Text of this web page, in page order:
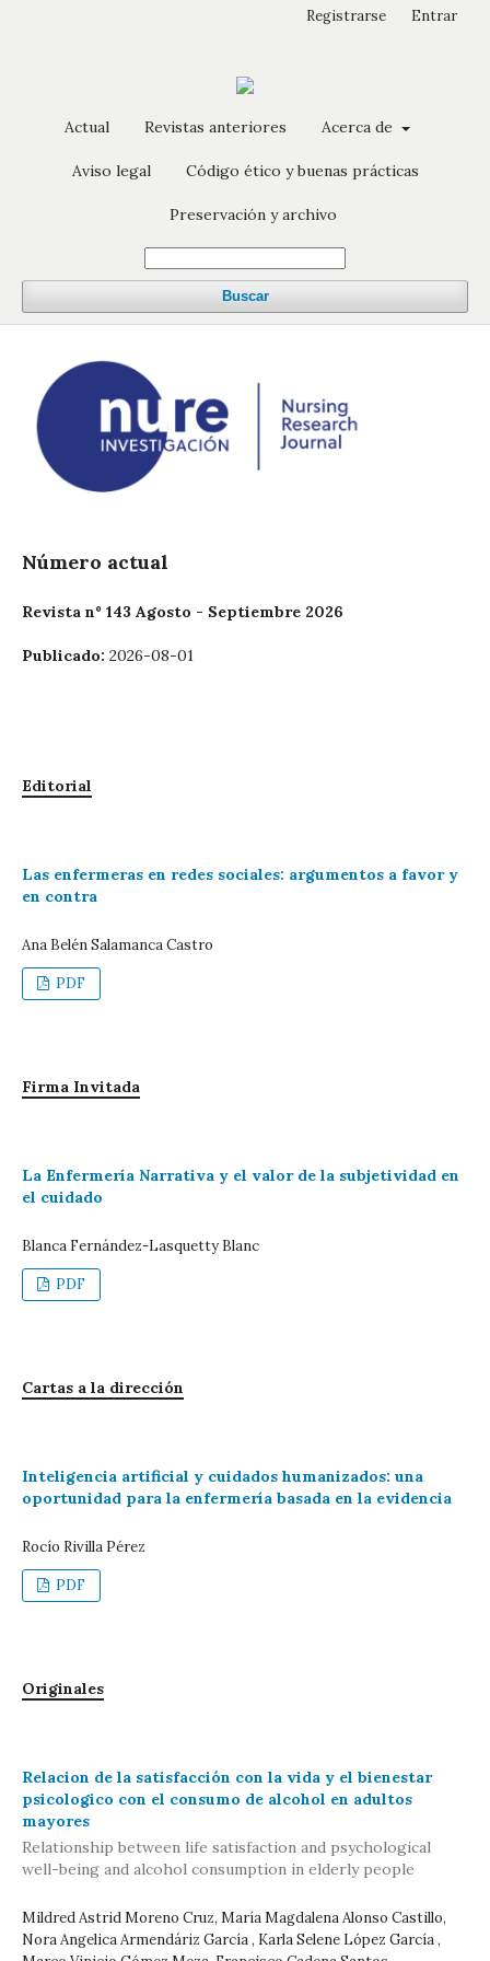
Actual Revistas anteriores Acerca de
Aviso legal Código ético y buenas prácticas
Preservación y archivo
Buscar
Registrarse Entrar
Número actual
Revista nº 143 Agosto - Septiembre 2026
Publicado: 2026-08-01
Editorial
Las enfermeras en redes sociales: argumentos a favor y
en contra
Ana Belén Salamanca Castro
PDF
Firma Invitada
La Enfermería Narrativa y el valor de la subjetividad en
el cuidado
Blanca Fernández-Lasquetty Blanc
PDF
Cartas a la dirección
Inteligencia artificial y cuidados humanizados: una
oportunidad para la enfermería basada en la evidencia
Rocío Rivilla Pérez
PDF
Originales
Relacion de la satisfacción con la vida y el bienestar
psicologico con el consumo de alcohol en adultos
mayores
Relationship between life satisfaction and psychological
well-being and alcohol consumption in elderly people
Mildred Astrid Moreno Cruz, María Magdalena Alonso Castillo,
Nora Angelica Armendáriz García , Karla Selene López García ,